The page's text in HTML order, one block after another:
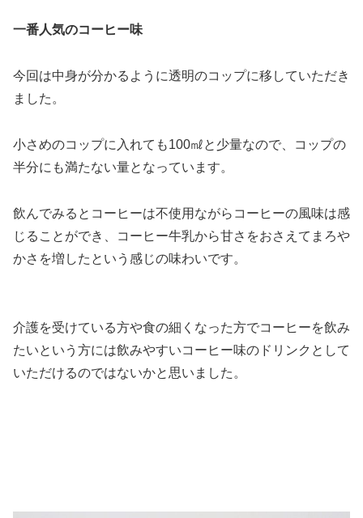
一番人気のコーヒー味
今回は中身が分かるように透明のコップに移していただき
ました。
小さめのコップに入れても100㎖と少量なので、コップの
半分にも満たない量となっています。
飲んでみるとコーヒーは不使用ながらコーヒーの風味は感
じることができ、コーヒー牛乳から甘さをおさえてまろや
かさを増したという感じの味わいです。
介護を受けている方や食の細くなった方でコーヒーを飲み
たいという方には飲みやすいコーヒー味のドリンクとして
いただけるのではないかと思いました。